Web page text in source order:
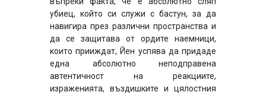
убиец, който си служи с бастун, за да
навигира през различни пространства и
да се защитава от ордите наемници,
които прииждат, Йен успява да придаде
една абсолютно неподправена
автентичност на реакциите,
израженията, въздишките и цялостния